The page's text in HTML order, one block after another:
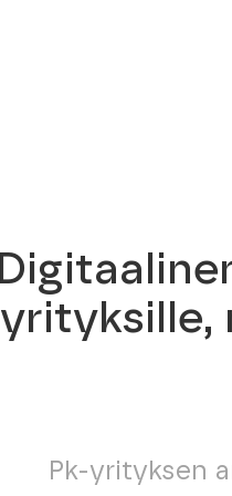
yrityksille,
Pk-yrityksen